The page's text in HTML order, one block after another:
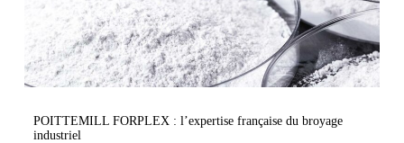
POITTEMILL FORPLEX : l’expertise française du broyage
industriel